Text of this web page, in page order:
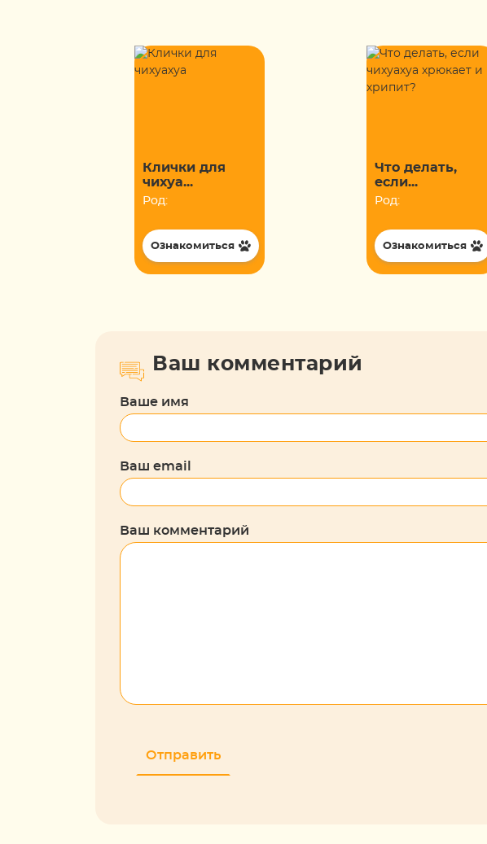
Клички для
чихуа...
Род:
Ознакомиться
Что делать,
если...
Род:
Ознакомиться
Ваш комментарий
Ваше имя
Ваш email
Ваш комментарий